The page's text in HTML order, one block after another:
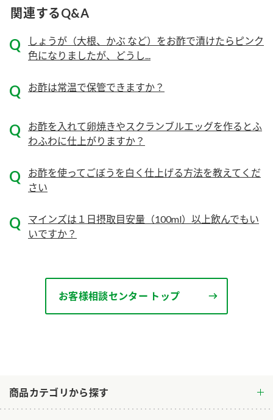
かおりの蔵
鍋なび
PIN印
千夜
スペシャルサイト
お酢を知ろう！
ぽん酢サワー
ミツカンのCM
ロングセラー商品 ＋ おすすめレシピ
ミツカンの歴史
ZENB initiative
MIM（ミツカンミュージアム）
各部門が大切にしていること
キッザニア東京「ぽん酢工房」
ニュースリリース
販売終了製品のご案内
お問い合わせ
地図から取り扱い店舗を探す
ミツカン公式通販
業務用サイト ミツカングループについて
商品カテゴリから探す
関連するQ&A
しょうが（大根、かぶ など）をお酢で漬けたらピンク
色になりましたが、どうし...
お酢は常温で保管できますか？
お酢を入れて卵焼きやスクランブルエッグを作るとふ
わふわに仕上がりますか？
お酢を使ってごぼうを白く仕上げる方法を教えてくだ
さい
マインズは１日摂取目安量（100ml）以上飲んでもい
いですか？
お客様相談センター トップ